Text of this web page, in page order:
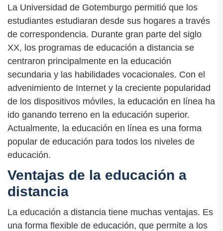
La Universidad de Gotemburgo permitió que los
estudiantes estudiaran desde sus hogares a través
de correspondencia. Durante gran parte del siglo
XX, los programas de educación a distancia se
centraron principalmente en la educación
secundaria y las habilidades vocacionales. Con el
advenimiento de Internet y la creciente popularidad
de los dispositivos móviles, la educación en línea ha
ido ganando terreno en la educación superior.
Actualmente, la educación en línea es una forma
popular de educación para todos los niveles de
educación.
Ventajas de la educación a
distancia
La educación a distancia tiene muchas ventajas. Es
una forma flexible de educación, que permite a los